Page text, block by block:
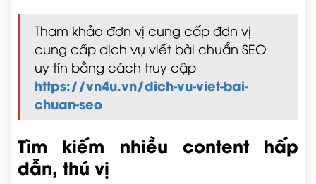
Tham khảo đơn vị cung cấp đơn vị
cung cấp dịch vụ viết bài chuẩn SEO
uy tín bằng cách truy cập
https://vn4u.vn/dich-vu-viet-bai-
chuan-seo
Tìm kiếm nhiều content hấp
dẫn, thú vị